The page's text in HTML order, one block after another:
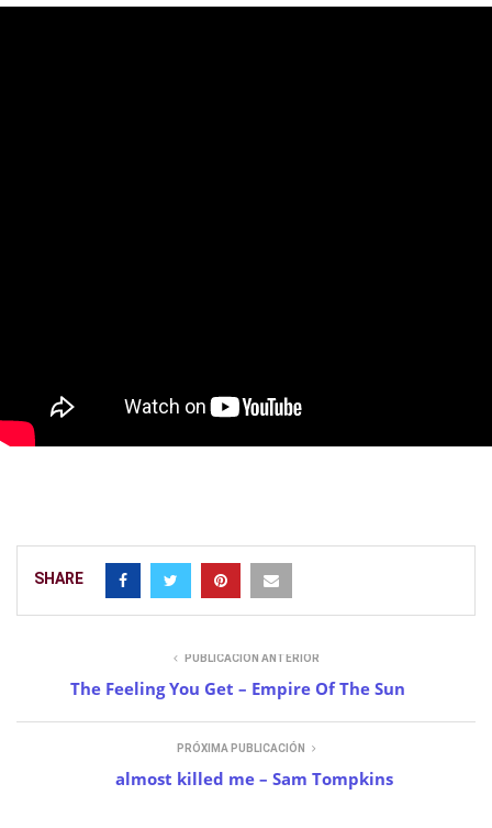
SHARE
PUBLICACIÓN ANTERIOR
The Feeling You Get – Empire Of The Sun
PRÓXIMA PUBLICACIÓN
almost killed me – Sam Tompkins